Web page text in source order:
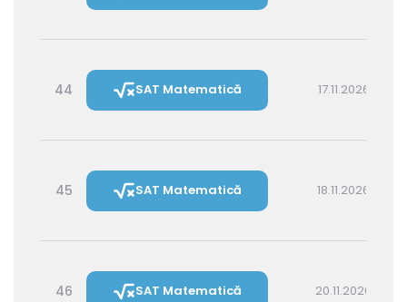
44 SAT Matematică 17.11.2026 16:00
45 SAT Matematică 18.11.2026 14:30
46 SAT Matematică 20.11.2026 16:00